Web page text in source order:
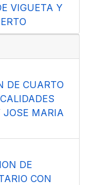
VIGUETA Y
DE CUARTO
JOSE MARIA
DE
CON